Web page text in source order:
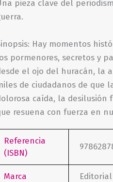
pieza clave del
Hay momentos
pormenores, secretos y
el ojo del huracán, la
de ciudadanos de que
caída, la
resuena con fuerza en
Referencia
(ISBN)
Marca